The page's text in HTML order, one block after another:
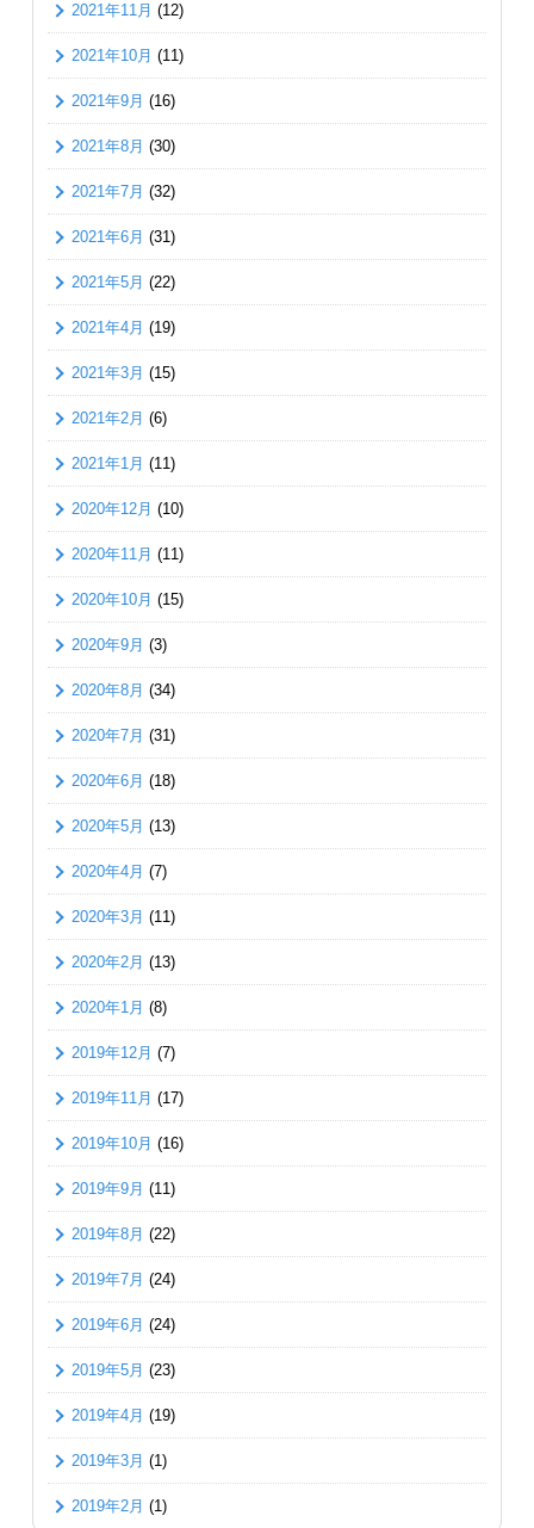
2021年11月 (12)
2021年10月 (11)
2021年9月 (16)
2021年8月 (30)
2021年7月 (32)
2021年6月 (31)
2021年5月 (22)
2021年4月 (19)
2021年3月 (15)
2021年2月 (6)
2021年1月 (11)
2020年12月 (10)
2020年11月 (11)
2020年10月 (15)
2020年9月 (3)
2020年8月 (34)
2020年7月 (31)
2020年6月 (18)
2020年5月 (13)
2020年4月 (7)
2020年3月 (11)
2020年2月 (13)
2020年1月 (8)
2019年12月 (7)
2019年11月 (17)
2019年10月 (16)
2019年9月 (11)
2019年8月 (22)
2019年7月 (24)
2019年6月 (24)
2019年5月 (23)
2019年4月 (19)
2019年3月 (1)
2019年2月 (1)